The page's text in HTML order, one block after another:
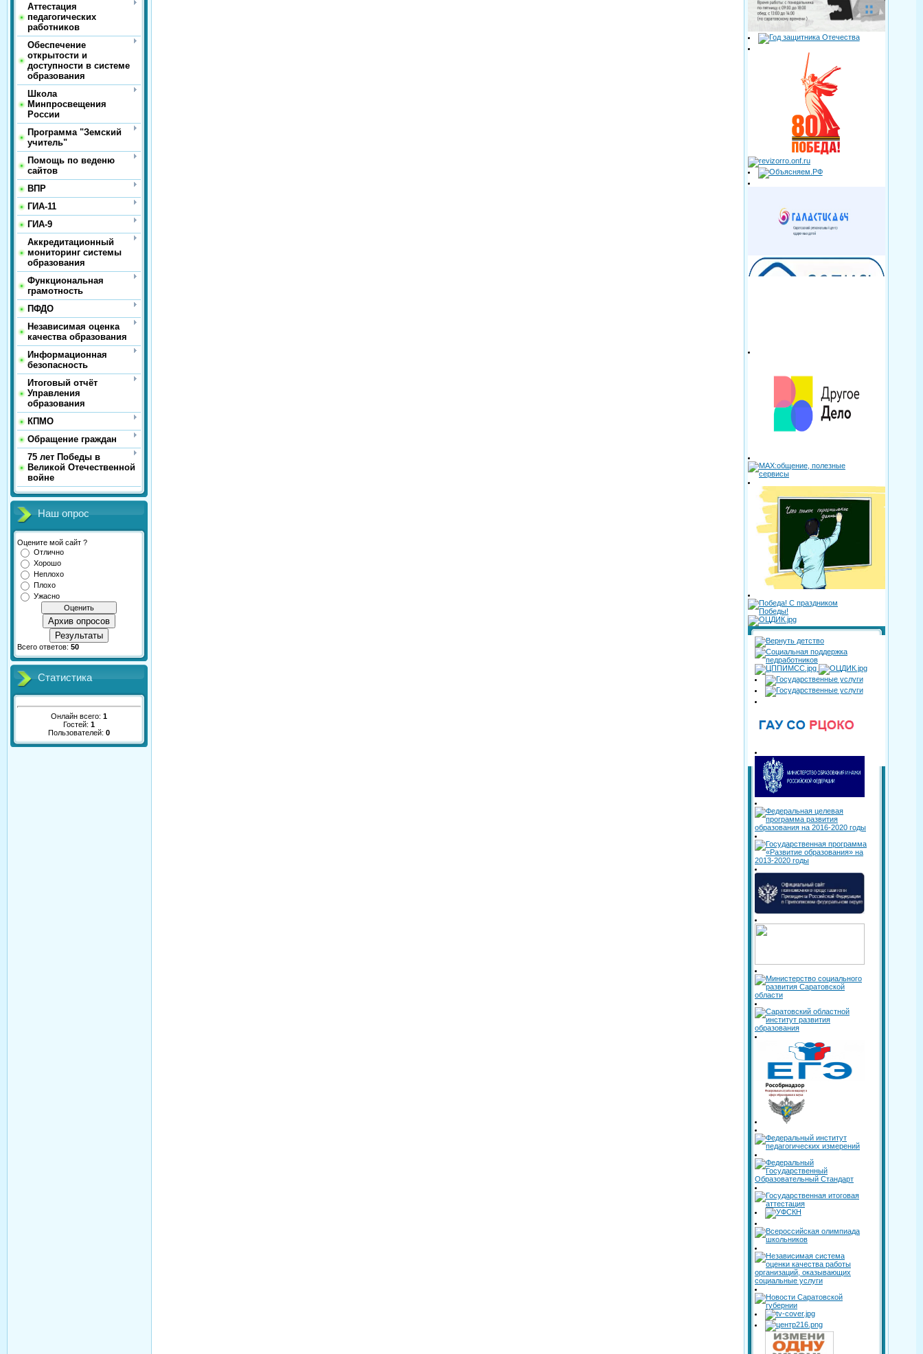
Аттестация
педагогических
работников
Обеспечение
открытости и
доступности в системе
образования
Школа
Минпросвещения
России
Программа "Земский
учитель"
Помощь по веденю
сайтов
ВПР
ГИА-11
ГИА-9
Аккредитационный
мониторинг системы
образования
Функциональная
грамотность
ПФДО
Независимая оценка
качества образования
Информационная
безопасность
Итоговый отчёт
Управления
образования
КПМО
Обращение граждан
75 лет Победы в
Великой Отечественной
войне
Наш опрос
Оцените мой сайт ?
Отлично
Хорошо
Неплохо
Плохо
Ужасно
Архив опросов
Результаты
Всего ответов: 50
Статистика
Онлайн всего: 1
Гостей: 1
Пользователей: 0